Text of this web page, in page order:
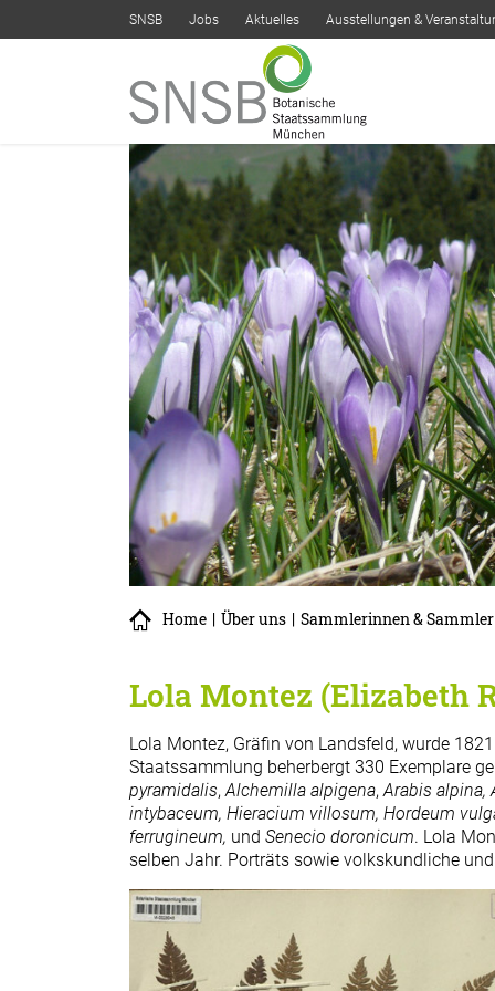
SNSB Jobs Aktuelles Ausstellungen &
Home | Über uns | Sammlerinnen & Sammler
Lola Montez (Elizabeth
Lola Montez, Gräfin von Landsfeld, wurde
Staatssammlung beherbergt 330 Exemplare
pyramidalis,Alchemilla alpigena,Arabis alpina,
intybaceum, Hieracium villosum, Hordeum
ferrugineum, und Senecio doronicum. Lola
selben Jahr. Porträts sowie volkskundliche